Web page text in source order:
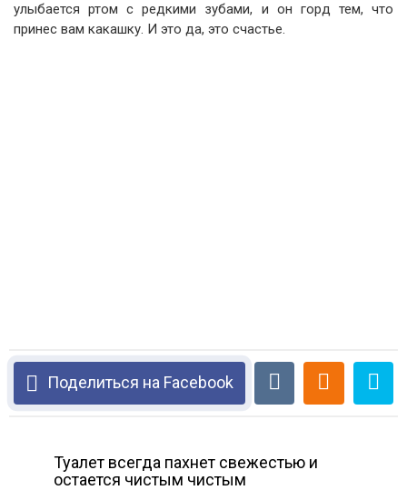
улыбается ртом с редкими зубами, и он горд тем, что
принес вам какашку. И это да, это счастье.
Поделиться на Facebook
Туалет всегда пахнет свежестью и
остается чистым чистым